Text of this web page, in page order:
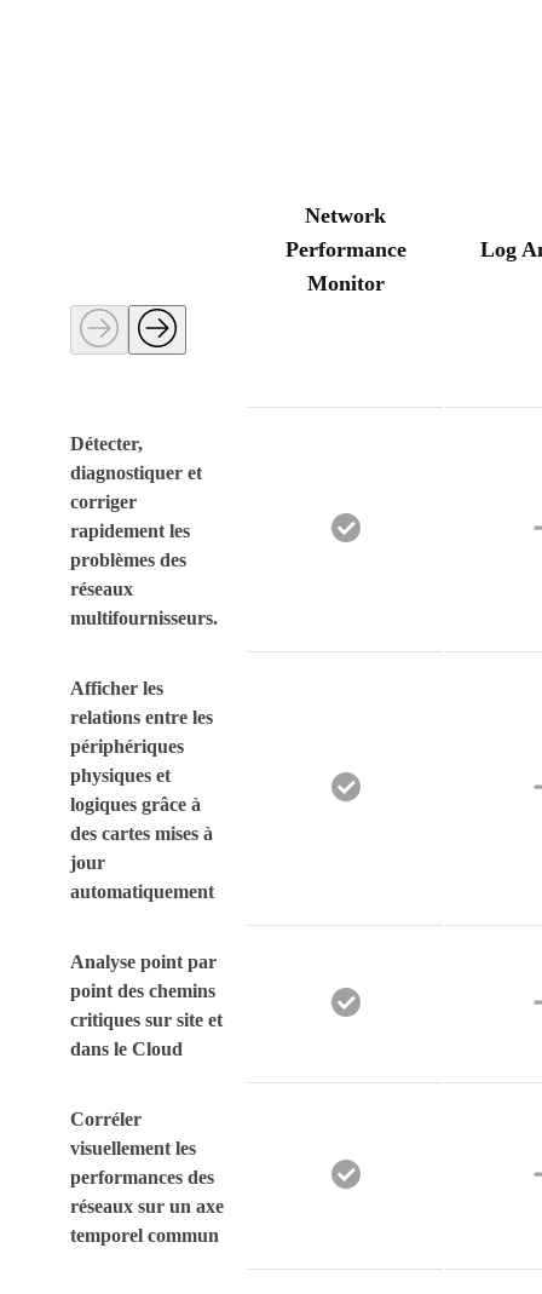
Network
Performance
Monitor
Log
Détecter,
diagnostiquer et
corriger
rapidement les
problèmes des
réseaux
multifournisseurs.
Afficher les
relations entre les
périphériques
physiques et
logiques grâce à
des cartes mises à
jour
automatiquement
Analyse point par
point des chemins
critiques sur site et
dans le Cloud
Corréler
visuellement les
performances des
réseaux sur un axe
temporel commun